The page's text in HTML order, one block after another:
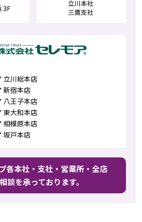
立川総本店
新宿本店
八王子本店
東大和本店
相模原本店
坂戸本店
各本社・支社・営業所・全店
談を承っております。